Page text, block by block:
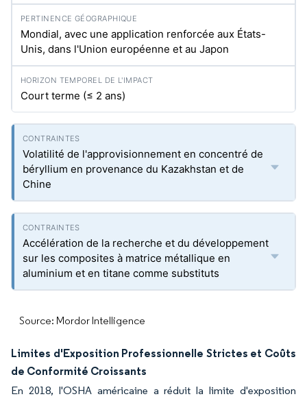
Mondial, avec une application renforcée aux États-
Unis, dans l'Union européenne et au Japon
Court terme (≤ 2 ans)
Volatilité de l'approvisionnement en concentré de
béryllium en provenance du Kazakhstan et de
Chine
Accélération de la recherche et du développement
sur les composites à matrice métallique en
aluminium et en titane comme substituts
Source: Mordor Intelligence
Limites d'Exposition Professionnelle Strictes et Coûts
de Conformité Croissants
En 2018, l'OSHA américaine a réduit la limite d'exposition